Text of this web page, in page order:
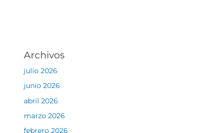
Archivos
julio 2026
junio 2026
abril 2026
marzo 2026
febrero 2026